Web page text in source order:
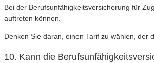
Bei der Berufsunfähigkeitsversicherung für
auftreten können.
Denken Sie daran, einen Tarif zu wählen, der
10. Kann die